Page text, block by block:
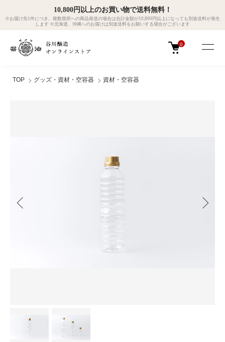
10,800円以上のお買い物で送料無料！
※お届け先1件につき。複数箇所への商品発送の場合は合計金額が10,800円以上になっても別途送料が発生
します ※北海道、沖縄へのお届けは別途送料をお願いする場合がございます
0
TOP グッズ・資材・空容器 資材・空容器